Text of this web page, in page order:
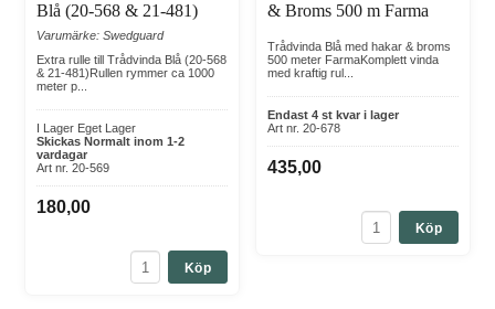
Blå (20-568 & 21-481)
Varumärke: Swedguard
Extra rulle till Trådvinda Blå (20-568
& 21-481)Rullen rymmer ca 1000
meter p...
I Lager Eget Lager
Skickas Normalt inom 1-2
vardagar
Art nr. 20-569
180,00
Köp
& Broms 500 m Farma
Trådvinda Blå med hakar & broms
500 meter FarmaKomplett vinda
med kraftig rul...
Endast 4 st kvar i lager
Art nr. 20-678
435,00
Köp